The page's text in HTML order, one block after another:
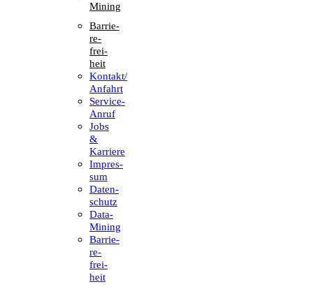
Mining
Barrie­
re­
frei­
heit
Kontakt/​​
Anfahrt
Service-
Anruf
Jobs
&
Karriere
Impres­
sum
Daten­
schutz
Data-
Mining
Barrie­
re­
frei­
heit